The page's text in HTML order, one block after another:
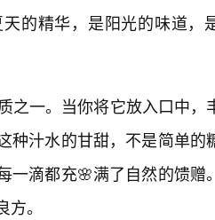
的精华，是阳光的味道，
之一。当你将它放入口中，
汁水的甘甜，不是简单的
一滴都充🌸满了自然的馈赠
。